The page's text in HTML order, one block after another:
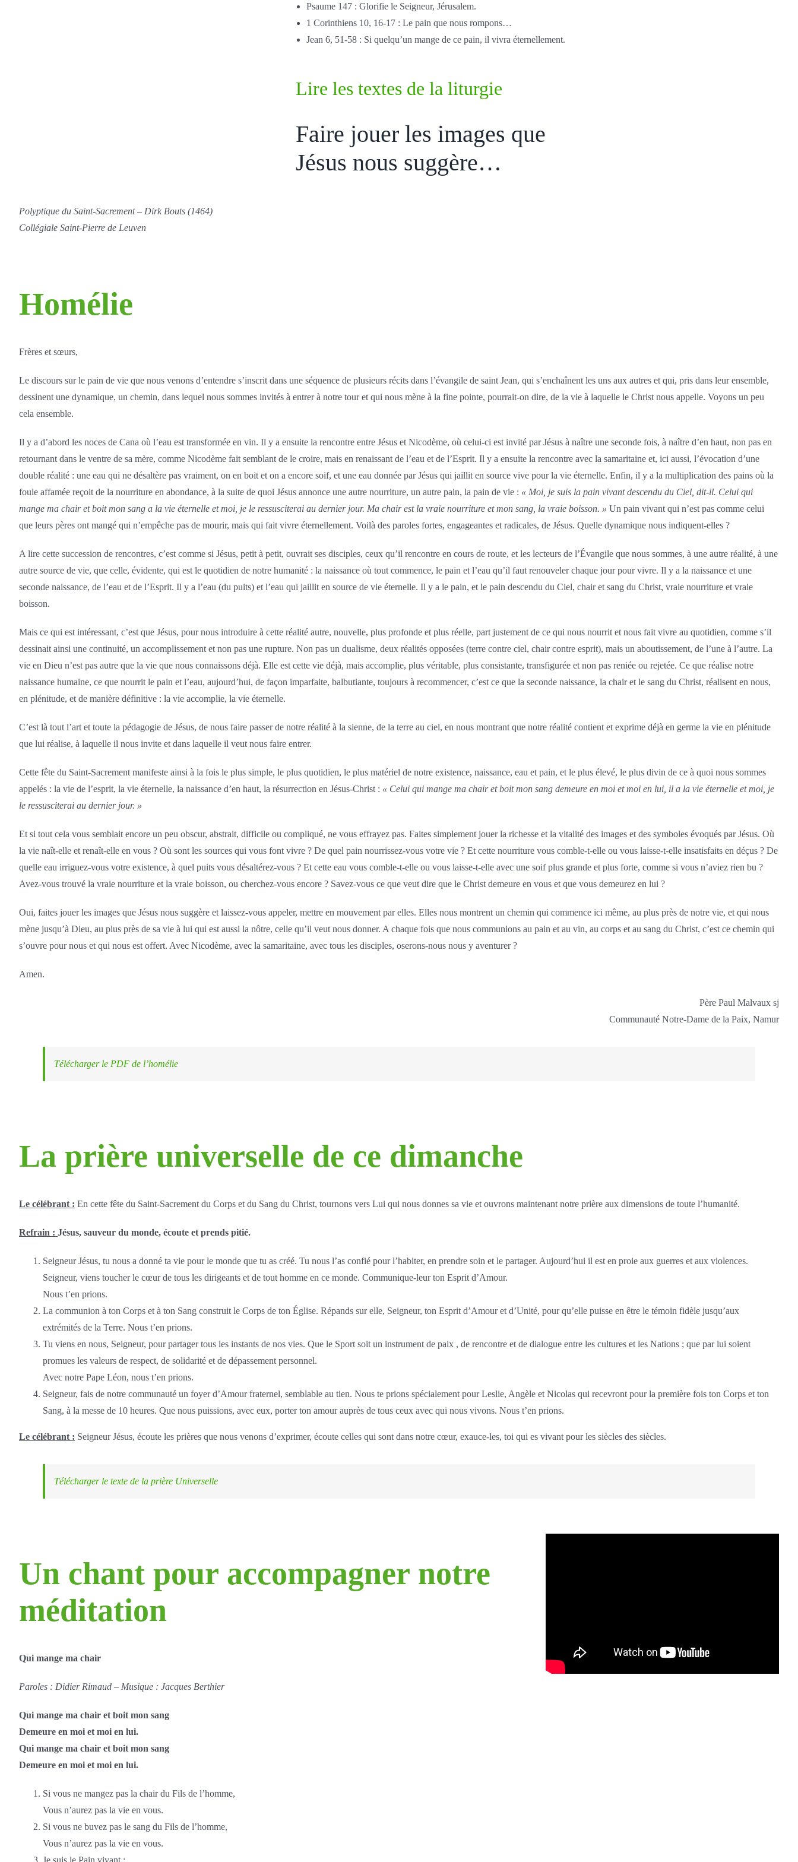
Psaume 147 : Glorifie le Seigneur, Jérusalem.
1 Corinthiens 10, 16-17 : Le pain que nous rompons…
Jean 6, 51-58 : Si quelqu’un mange de ce pain, il vivra éternellement.
Lire les textes de la liturgie
Faire jouer les images que
Jésus nous suggère…
Polyptique du Saint-Sacrement – Dirk Bouts (1464)
Collégiale Saint-Pierre de Leuven
Homélie
Frères et sœurs,
Le discours sur le pain de vie que nous venons d’entendre s’inscrit dans une séquence de plusieurs récits dans l’évangile de saint Jean, qui s’enchaînent les uns aux autres et qui, pris dans leur ensemble,
dessinent une dynamique, un chemin, dans lequel nous sommes invités à entrer à notre tour et qui nous mène à la fine pointe, pourrait-on dire, de la vie à laquelle le Christ nous appelle. Voyons un peu
cela ensemble.
Il y a d’abord les noces de Cana où l’eau est transformée en vin. Il y a ensuite la rencontre entre Jésus et Nicodème, où celui-ci est invité par Jésus à naître une seconde fois, à naître d’en haut, non pas en
retournant dans le ventre de sa mère, comme Nicodème fait semblant de le croire, mais en renaissant de l’eau et de l’Esprit. Il y a ensuite la rencontre avec la samaritaine et, ici aussi, l’évocation d’une
double réalité : une eau qui ne désaltère pas vraiment, on en boit et on a encore soif, et une eau donnée par Jésus qui jaillit en source vive pour la vie éternelle. Enfin, il y a la multiplication des pains où la
foule affamée reçoit de la nourriture en abondance, à la suite de quoi Jésus annonce une autre nourriture, un autre pain, la pain de vie : « Moi, je suis la pain vivant descendu du Ciel, dit-il. Celui qui
mange ma chair et boit mon sang a la vie éternelle et moi, je le ressusciterai au dernier jour. Ma chair est la vraie nourriture et mon sang, la vraie boisson. » Un pain vivant qui n’est pas comme celui
que leurs pères ont mangé qui n’empêche pas de mourir, mais qui fait vivre éternellement. Voilà des paroles fortes, engageantes et radicales, de Jésus. Quelle dynamique nous indiquent-elles ?
A lire cette succession de rencontres, c’est comme si Jésus, petit à petit, ouvrait ses disciples, ceux qu’il rencontre en cours de route, et les lecteurs de l’Évangile que nous sommes, à une autre réalité, à une
autre source de vie, que celle, évidente, qui est le quotidien de notre humanité : la naissance où tout commence, le pain et l’eau qu’il faut renouveler chaque jour pour vivre. Il y a la naissance et une
seconde naissance, de l’eau et de l’Esprit. Il y a l’eau (du puits) et l’eau qui jaillit en source de vie éternelle. Il y a le pain, et le pain descendu du Ciel, chair et sang du Christ, vraie nourriture et vraie
boisson.
Mais ce qui est intéressant, c’est que Jésus, pour nous introduire à cette réalité autre, nouvelle, plus profonde et plus réelle, part justement de ce qui nous nourrit et nous fait vivre au quotidien, comme s’il
dessinait ainsi une continuité, un accomplissement et non pas une rupture. Non pas un dualisme, deux réalités opposées (terre contre ciel, chair contre esprit), mais un aboutissement, de l’une à l’autre. La
vie en Dieu n’est pas autre que la vie que nous connaissons déjà. Elle est cette vie déjà, mais accomplie, plus véritable, plus consistante, transfigurée et non pas reniée ou rejetée. Ce que réalise notre
naissance humaine, ce que nourrit le pain et l’eau, aujourd’hui, de façon imparfaite, balbutiante, toujours à recommencer, c’est ce que la seconde naissance, la chair et le sang du Christ, réalisent en nous,
en plénitude, et de manière définitive : la vie accomplie, la vie éternelle.
C’est là tout l’art et toute la pédagogie de Jésus, de nous faire passer de notre réalité à la sienne, de la terre au ciel, en nous montrant que notre réalité contient et exprime déjà en germe la vie en plénitude
que lui réalise, à laquelle il nous invite et dans laquelle il veut nous faire entrer.
Cette fête du Saint-Sacrement manifeste ainsi à la fois le plus simple, le plus quotidien, le plus matériel de notre existence, naissance, eau et pain, et le plus élevé, le plus divin de ce à quoi nous sommes
appelés : la vie de l’esprit, la vie éternelle, la naissance d’en haut, la résurrection en Jésus-Christ : « Celui qui mange ma chair et boit mon sang demeure en moi et moi en lui, il a la vie éternelle et moi, je
le ressusciterai au dernier jour. »
Et si tout cela vous semblait encore un peu obscur, abstrait, difficile ou compliqué, ne vous effrayez pas. Faites simplement jouer la richesse et la vitalité des images et des symboles évoqués par Jésus. Où
la vie naît-elle et renaît-elle en vous ? Où sont les sources qui vous font vivre ? De quel pain nourrissez-vous votre vie ? Et cette nourriture vous comble-t-elle ou vous laisse-t-elle insatisfaits en déçus ? De
quelle eau irriguez-vous votre existence, à quel puits vous désaltérez-vous ? Et cette eau vous comble-t-elle ou vous laisse-t-elle avec une soif plus grande et plus forte, comme si vous n’aviez rien bu ?
Avez-vous trouvé la vraie nourriture et la vraie boisson, ou cherchez-vous encore ? Savez-vous ce que veut dire que le Christ demeure en vous et que vous demeurez en lui ?
Oui, faites jouer les images que Jésus nous suggère et laissez-vous appeler, mettre en mouvement par elles. Elles nous montrent un chemin qui commence ici même, au plus près de notre vie, et qui nous
mène jusqu’à Dieu, au plus près de sa vie à lui qui est aussi la nôtre, celle qu’il veut nous donner. A chaque fois que nous communions au pain et au vin, au corps et au sang du Christ, c’est ce chemin qui
s’ouvre pour nous et qui nous est offert. Avec Nicodème, avec la samaritaine, avec tous les disciples, oserons-nous nous y aventurer ?
Amen.
Père Paul Malvaux sj
Communauté Notre-Dame de la Paix, Namur
Télécharger le PDF de l’homélie
La prière universelle de ce dimanche
Le célébrant : En cette fête du Saint-Sacrement du Corps et du Sang du Christ, tournons vers Lui qui nous donnes sa vie et ouvrons maintenant notre prière aux dimensions de toute l’humanité.
Refrain : Jésus, sauveur du monde, écoute et prends pitié.
Seigneur Jésus, tu nous a donné ta vie pour le monde que tu as créé. Tu nous l’as confié pour l’habiter, en prendre soin et le partager. Aujourd’hui il est en proie aux guerres et aux violences.
Seigneur, viens toucher le cœur de tous les dirigeants et de tout homme en ce monde. Communique-leur ton Esprit d’Amour.
Nous t’en prions.
La communion à ton Corps et à ton Sang construit le Corps de ton Église. Répands sur elle, Seigneur, ton Esprit d’Amour et d’Unité, pour qu’elle puisse en être le témoin fidèle jusqu’aux
extrémités de la Terre. Nous t’en prions.
Tu viens en nous, Seigneur, pour partager tous les instants de nos vies. Que le Sport soit un instrument de paix , de rencontre et de dialogue entre les cultures et les Nations ; que par lui soient
promues les valeurs de respect, de solidarité et de dépassement personnel.
Avec notre Pape Léon, nous t’en prions.
Seigneur, fais de notre communauté un foyer d’Amour fraternel, semblable au tien. Nous te prions spécialement pour Leslie, Angèle et Nicolas qui recevront pour la première fois ton Corps et ton
Sang, à la messe de 10 heures. Que nous puissions, avec eux, porter ton amour auprès de tous ceux avec qui nous vivons. Nous t’en prions.
Le célébrant : Seigneur Jésus, écoute les prières que nous venons d’exprimer, écoute celles qui sont dans notre cœur, exauce-les, toi qui es vivant pour les siècles des siècles.
Télécharger le texte de la prière Universelle
Un chant pour accompagner notre
méditation
Qui mange ma chair
Paroles : Didier Rimaud – Musique : Jacques Berthier
Qui mange ma chair et boit mon sang
Demeure en moi et moi en lui.
Qui mange ma chair et boit mon sang
Demeure en moi et moi en lui.
Si vous ne mangez pas la chair du Fils de l’homme,
Vous n’aurez pas la vie en vous.
Si vous ne buvez pas le sang du Fils de l’homme,
Vous n’aurez pas la vie en vous.
Je suis le Pain vivant :